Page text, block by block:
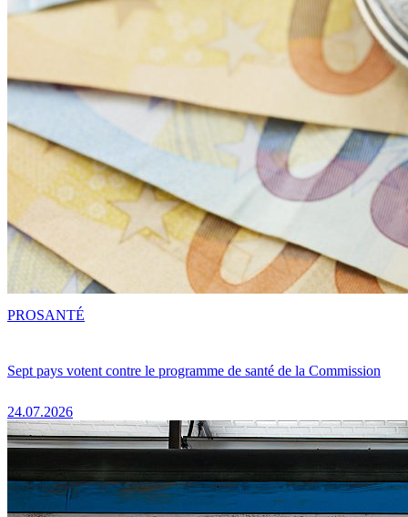
Sept pays votent contre le programme de santé de la Commission
24.07.2026
PROSANTÉ